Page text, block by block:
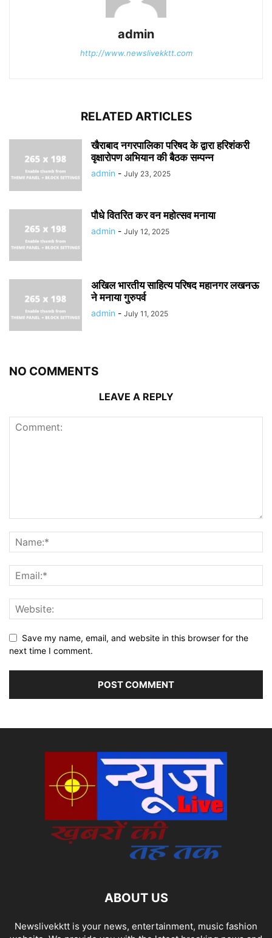
admin
http://www.newslivekktt.com
RELATED ARTICLES
खैराबाद नगरपालिका परिषद के द्वारा हरिशंकरी
वृक्षारोपण अभियान की बैठक सम्पन्न
admin - July 23, 2025
पौधे वितरित कर वन महोत्सव मनाया
admin - July 12, 2025
अखिल भारतीय साहित्य परिषद महानगर लखनऊ
ने मनाया गुरुपर्व
admin - July 11, 2025
NO COMMENTS
LEAVE A REPLY
Save my name, email, and website in this browser for the
next time I comment.
ABOUT US
Newslivekktt is your news, entertainment, music fashion